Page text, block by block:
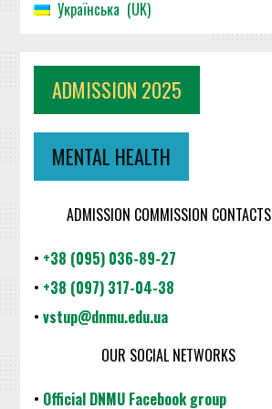
Українська UK
ADMISSION 2025
MENTAL HEALTH
ADMISSION COMMISSION CONTACTS
• +38 (095) 036-89-27
• +38 (097) 317-04-38
• vstup@dnmu.edu.ua
OUR SOCIAL NETWORKS
• Official DNMU Facebook group